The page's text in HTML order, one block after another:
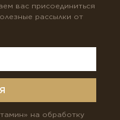
вас присоединиться
рассылки от
на обработку